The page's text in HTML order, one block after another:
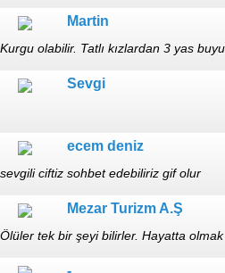
Martin
Kurgu olabilir. Tatlı kızlardan 3 yas
yas... 18 yaş altı yazmasın
Sevgi
ecem deniz
sevgili ciftiz sohbet edebiliriz gif olur
Mezar Turizm A.Ş
Ölüler tek bir şeyi bilirler. Hayatta olmak